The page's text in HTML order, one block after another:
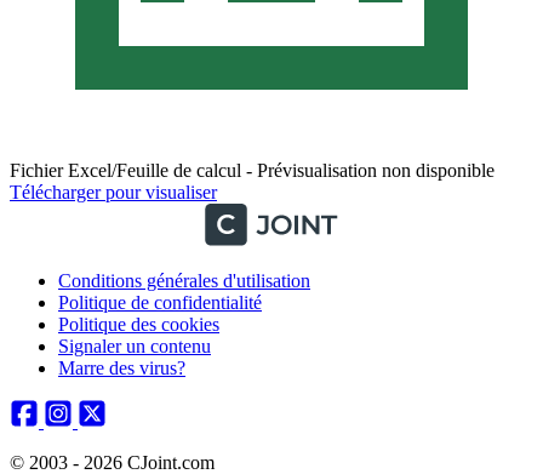
Fichier Excel/Feuille de calcul - Prévisualisation non disponible
Télécharger pour visualiser
Conditions générales d'utilisation
Politique de confidentialité
Politique des cookies
Signaler un contenu
Marre des virus?
© 2003 - 2026 CJoint.com